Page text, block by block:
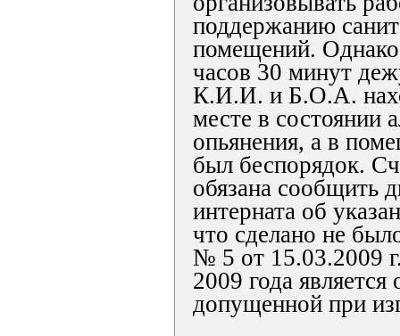
поддержанию
помещений.
часов 30 минут
К.И.И. и Б.О.А.
месте в состоянии
опьянения, а в
был беспорядок.
обязана сообщить
интерната об
что сделано не
№ 5 от 15.03.2009
2009 года является
допущенной при